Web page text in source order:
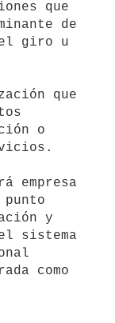
de
que
sistema
como